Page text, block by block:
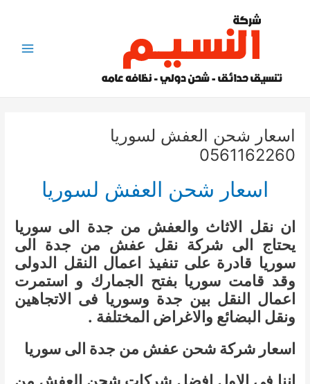
اسعار شحن العفش لسوريا
0561162260
اسعار شحن العفش لسوريا
ان نقل الاثاث والعفش من جدة الى سوريا
يحتاج الى شركة نقل عفش من جدة الى
سوريا قادرة على تنفيذ اعمال النقل الدولى
وقد قامت سوريا بفتح الجمارك و استمرت
اعمال النقل بين جدة وسوريا فى الاتجاهين
ونقل البضائع والاغراض المختلفة .
اسعار شركة شحن عفش من جدة الى سوريا